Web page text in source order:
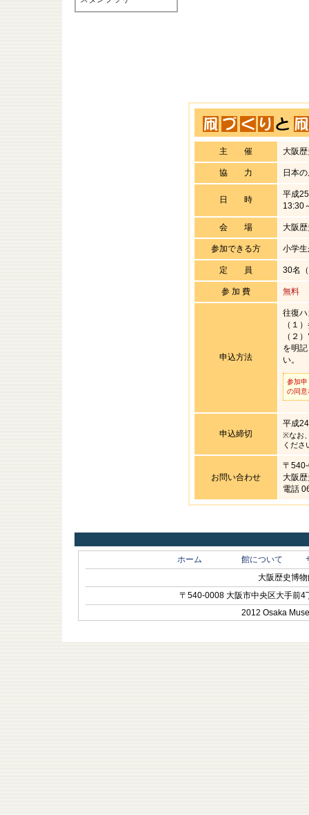
主 催 大阪
協 力 日本
日 時
平成
13:30
会 場 大阪
参加できる方 小学
定 員 30名
参 加 費 無料
申込方法
往復
（１
（２）
を明
い。
参加
の同
申込締切
平成
※なお
くださ
お問い合わせ
〒
大阪
電話
ホーム 館について
大阪歴史博
〒540-0008 大阪市中央区大手
2012 Osaka